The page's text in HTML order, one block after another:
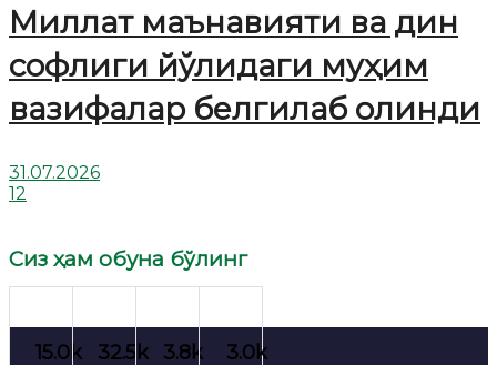
Миллат маънавияти ва дин
софлиги йўлидаги муҳим
вазифалар белгилаб олинди
31.07.2026
12
Сиз ҳам обуна бўлинг